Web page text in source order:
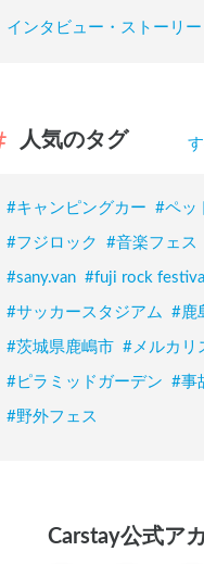
インタビュー・ストーリー
人気のタグ
#キャンピングカー #ペッ
#フジロック #音楽フェス
#sany.van #fuji rock festival
#サッカースタジアム #鹿
#茨城県鹿嶋市 #メルカリ
#ピラミッドガーデン #事
#野外フェス
Carstay公式ア